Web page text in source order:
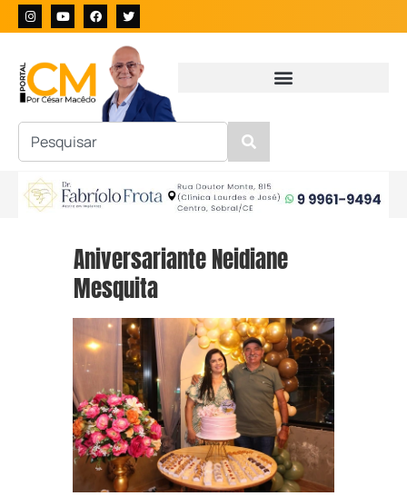
Aniversariante Neidiane
Mesquita